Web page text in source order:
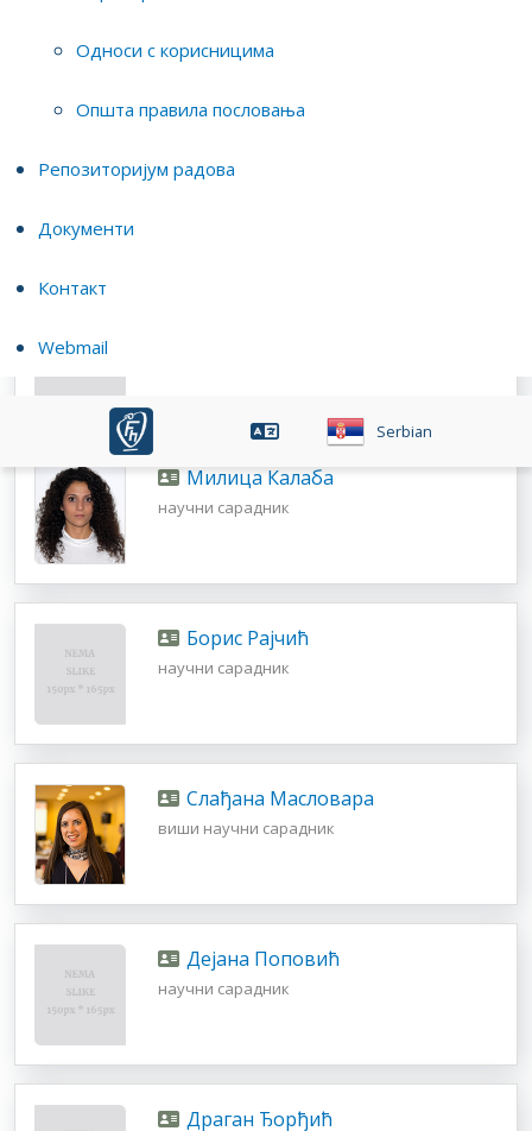
Односи с корисницима
Општа правила пословања
Репозиторијум радова
Документи
Контакт
Webmail
Serbian
виши научни сарадник
Милица Калаба
научни сарадник
Борис Рајчић
научни сарадник
Слађана Масловара
виши научни сарадник
Дејана Поповић
научни сарадник
Драган Ђорђић